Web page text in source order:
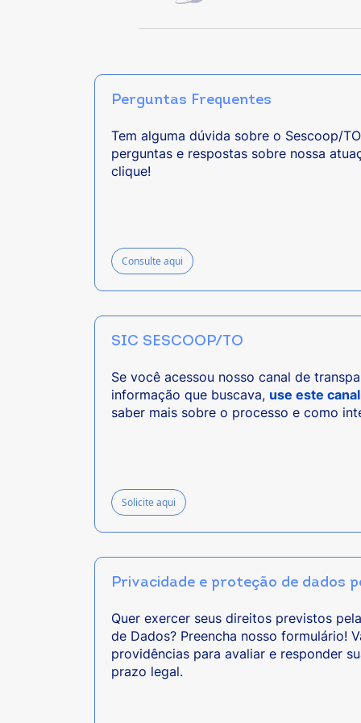
Perguntas Frequentes
Tem alguma dúvida sobre o Sescoop/
perguntas e respostas sobre nossa
clique!
Consulte aqui
SIC SESCOOP/TO
Se você acessou nosso canal de
informação que buscava, use este canal
saber mais sobre o processo e como
Solicite aqui
Privacidade e proteção de dados
Quer exercer seus direitos previstos
de Dados? Preencha nosso formulário!
providências para avaliar e responder
prazo legal.